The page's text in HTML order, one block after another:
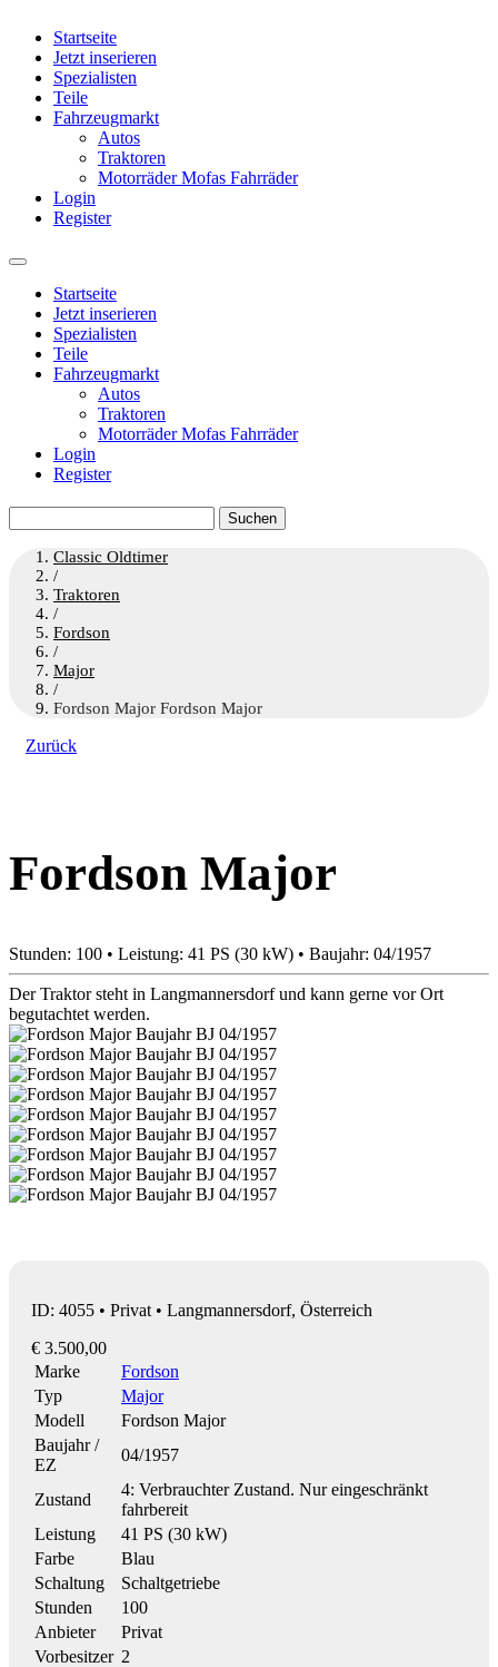
Startseite
Jetzt inserieren
Spezialisten
Teile
Fahrzeugmarkt
Autos
Traktoren
Motorräder Mofas Fahrräder
Login
Register
Startseite
Jetzt inserieren
Spezialisten
Teile
Fahrzeugmarkt
Autos
Traktoren
Motorräder Mofas Fahrräder
Login
Register
nach:
Classic Oldtimer
/
Traktoren
/
Fordson
/
Major
/
Fordson Major Fordson Major
Zurück
Fordson Major
Stunden: 100 • Leistung: 41 PS (30 kW) • Baujahr: 04/1957
Der Traktor steht in Langmannersdorf und kann gerne vor Ort
begutachtet werden.
ID: 4055 • Privat • Langmannersdorf, Österreich
€ 3.500,00
Marke
Fordson
Typ
Major
Modell
Fordson Major
Baujahr /
EZ
04/1957
Zustand
4: Verbrauchter Zustand. Nur eingeschränkt
fahrbereit
Leistung
41 PS (30 kW)
Farbe
Blau
Schaltung
Schaltgetriebe
Stunden
100
Anbieter
Privat
Vorbesitzer 2